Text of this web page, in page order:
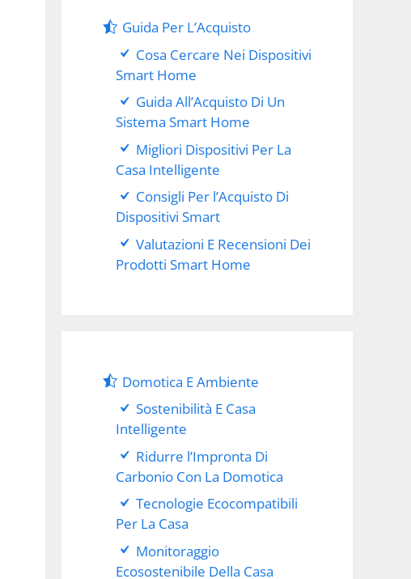
Guida Per L’Acquisto
Cosa Cercare Nei Dispositivi
Smart Home
Guida All’Acquisto Di Un
Sistema Smart Home
Migliori Dispositivi Per La
Casa Intelligente
Consigli Per l’Acquisto Di
Dispositivi Smart
Valutazioni E Recensioni Dei
Prodotti Smart Home
Domotica E Ambiente
Sostenibilità E Casa
Intelligente
Ridurre l’Impronta Di
Carbonio Con La Domotica
Tecnologie Ecocompatibili
Per La Casa
Monitoraggio
Ecosostenibile Della Casa